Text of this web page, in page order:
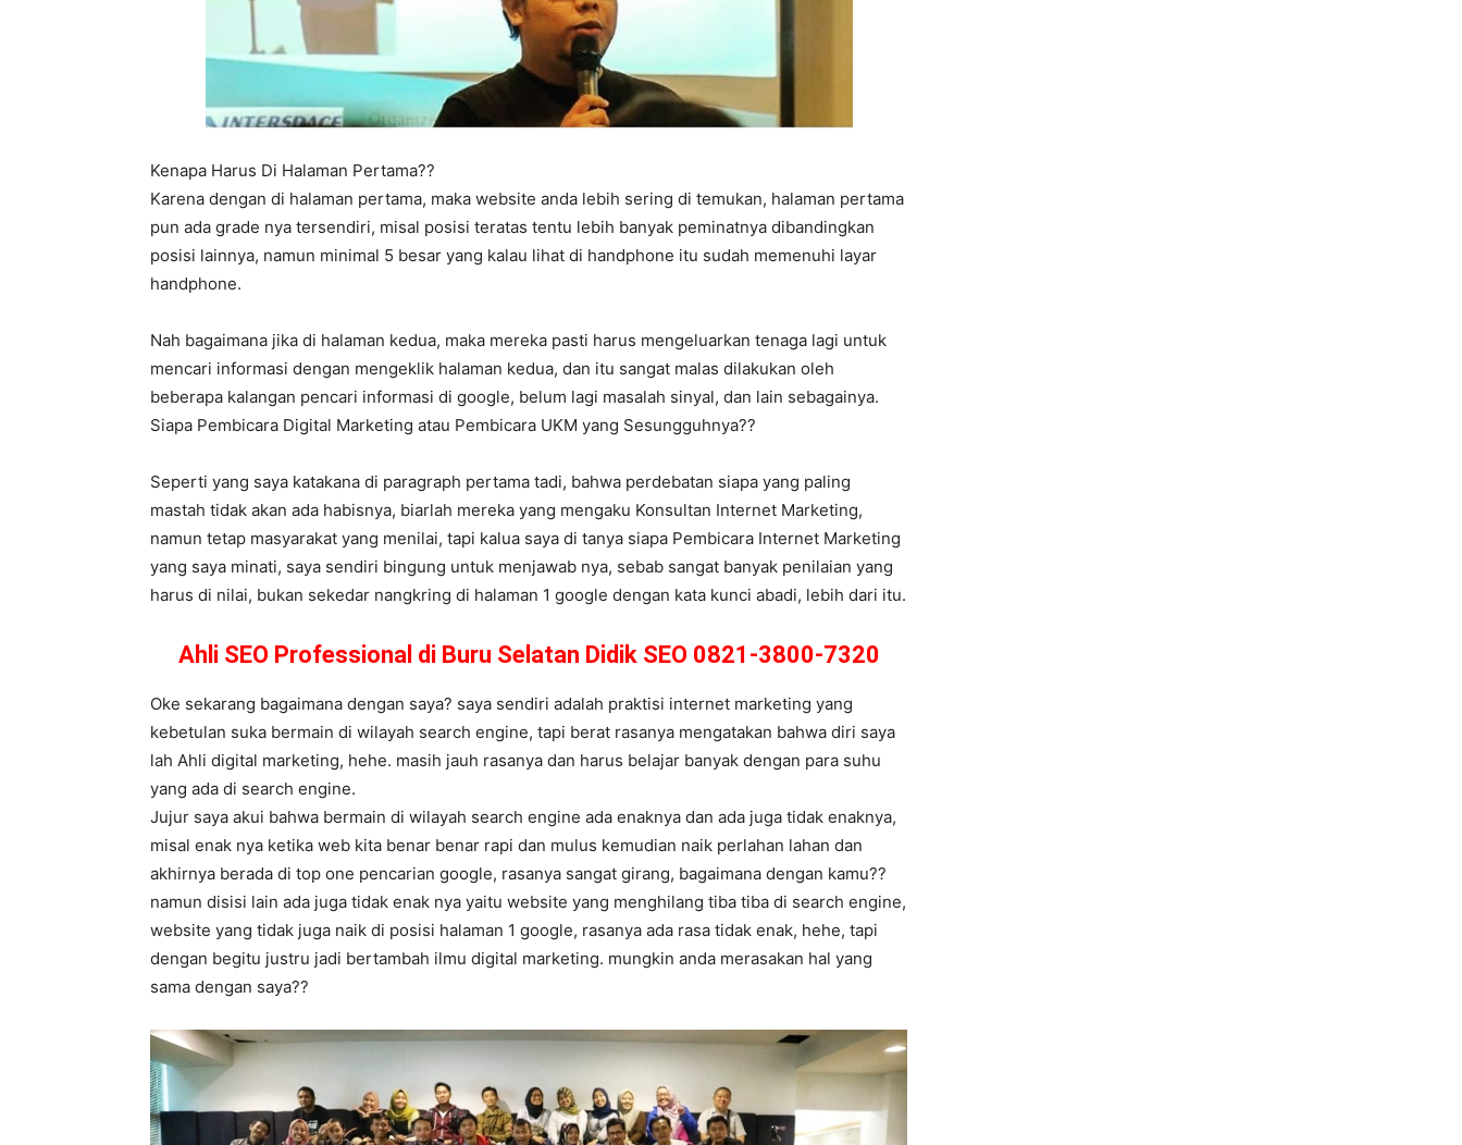
Kenapa Harus Di Halaman Pertama??
Karena dengan di halaman pertama, maka website anda lebih sering di temukan, halaman pertama
pun ada grade nya tersendiri, misal posisi teratas tentu lebih banyak peminatnya dibandingkan
posisi lainnya, namun minimal 5 besar yang kalau lihat di handphone itu sudah memenuhi layar
handphone.
Nah bagaimana jika di halaman kedua, maka mereka pasti harus mengeluarkan tenaga lagi untuk
mencari informasi dengan mengeklik halaman kedua, dan itu sangat malas dilakukan oleh
beberapa kalangan pencari informasi di google, belum lagi masalah sinyal, dan lain sebagainya.
Siapa Pembicara Digital Marketing atau Pembicara UKM yang Sesungguhnya??
Seperti yang saya katakana di paragraph pertama tadi, bahwa perdebatan siapa yang paling
mastah tidak akan ada habisnya, biarlah mereka yang mengaku Konsultan Internet Marketing,
namun tetap masyarakat yang menilai, tapi kalua saya di tanya siapa Pembicara Internet Marketing
yang saya minati, saya sendiri bingung untuk menjawab nya, sebab sangat banyak penilaian yang
harus di nilai, bukan sekedar nangkring di halaman 1 google dengan kata kunci abadi, lebih dari itu.
Ahli SEO Professional di Buru Selatan Didik SEO 0821-3800-7320
Oke sekarang bagaimana dengan saya? saya sendiri adalah praktisi internet marketing yang
kebetulan suka bermain di wilayah search engine, tapi berat rasanya mengatakan bahwa diri saya
lah Ahli digital marketing, hehe. masih jauh rasanya dan harus belajar banyak dengan para suhu
yang ada di search engine.
Jujur saya akui bahwa bermain di wilayah search engine ada enaknya dan ada juga tidak enaknya,
misal enak nya ketika web kita benar benar rapi dan mulus kemudian naik perlahan lahan dan
akhirnya berada di top one pencarian google, rasanya sangat girang, bagaimana dengan kamu??
namun disisi lain ada juga tidak enak nya yaitu website yang menghilang tiba tiba di search engine,
website yang tidak juga naik di posisi halaman 1 google, rasanya ada rasa tidak enak, hehe, tapi
dengan begitu justru jadi bertambah ilmu digital marketing. mungkin anda merasakan hal yang
sama dengan saya??